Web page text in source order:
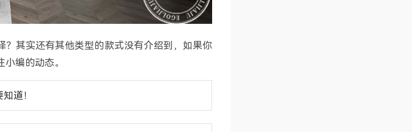
其实还有其他类型的款式没有介绍到，如果你
编的动态。
道！